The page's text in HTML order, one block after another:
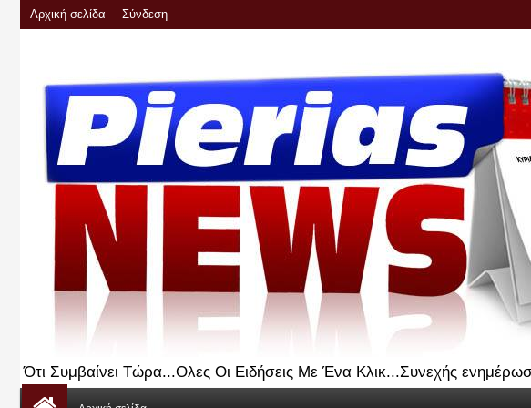
Αρχική σελίδα Σύνδεση
Ότι Συμβαίνει Τώρα...Ολες Οι Ειδήσεις Με Ένα Κλικ...Συνεχής